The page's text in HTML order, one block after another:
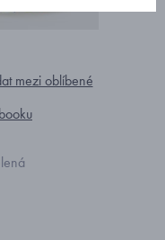
mezi oblíbené